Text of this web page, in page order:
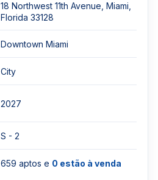
18 Northwest 11th Avenue, Miami,
Florida 33128
Downtown Miami
City
2027
S - 2
659 aptos e 0 estão à venda